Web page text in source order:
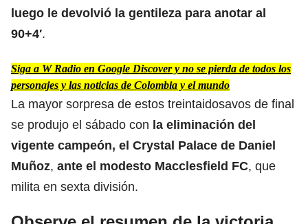
luego le devolvió la gentileza para anotar al
90+4′.
Siga a W Radio en Google Discover y no se pierda de todos los
personajes y las noticias de Colombia y el mundo
La mayor sorpresa de estos treintaidosavos de final
se produjo el sábado con la eliminación del
vigente campeón, el Crystal Palace de Daniel
Muñoz, ante el modesto Macclesfield FC, que
milita en sexta división.